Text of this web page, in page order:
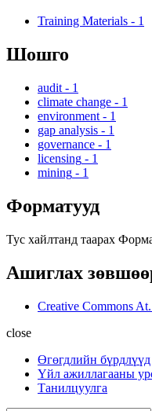
Training Materials - 1
Шошго
audit - 1
climate change - 1
environment - 1
gap analysis - 1
governance - 1
licensing - 1
mining - 1
Форматууд
Тус хайлтанд таарах
Ашиглах
Creative Commons
close
Өгөгдлийн бүрдлүүд
Үйл ажиллагааны
Танилцуулга